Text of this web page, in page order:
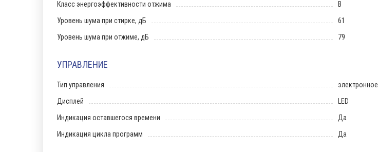
Класс энергоэффективности отжима
B
Уровень шума при стирке, дБ
61
Уровень шума при отжиме, дБ
79
УПРАВЛЕНИЕ
Тип управления
электронное
Дисплей
LED
Индикация оставшегося времени
Да
Индикация цикла программ
Да